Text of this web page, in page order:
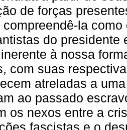
de forças
compreendê-la
do presidente
à nossa
com suas
atreladas a
ao passado
os nexos entre a
fascistas e o